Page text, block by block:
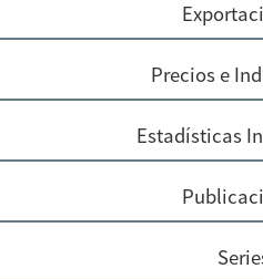
Precios e
Estadísticas